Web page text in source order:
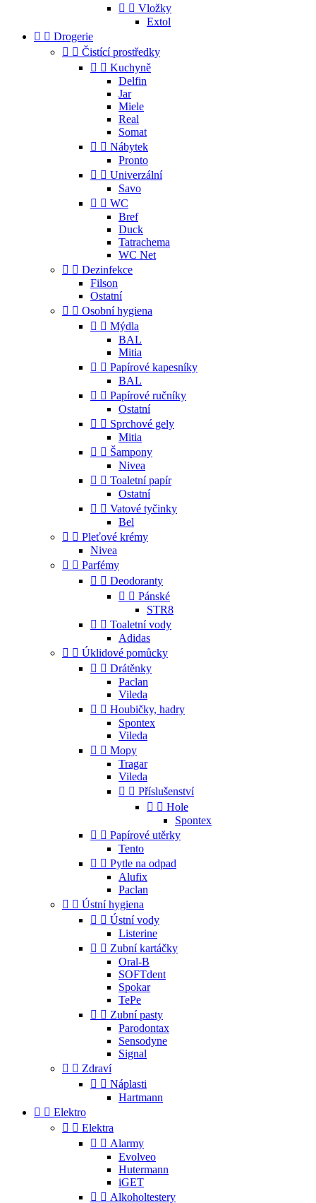
  Vložky
Extol
  Drogerie
  Čistící prostředky
  Kuchyně
Delfin
Jar
Miele
Real
Somat
  Nábytek
Pronto
  Univerzální
Savo
  WC
Bref
Duck
Tatrachema
WC Net
  Dezinfekce
Filson
Ostatní
  Osobní hygiena
  Mýdla
BAL
Mitia
  Papírové kapesníky
BAL
  Papírové ručníky
Ostatní
  Sprchové gely
Mitia
  Šampony
Nivea
  Toaletní papír
Ostatní
  Vatové tyčinky
Bel
  Pleťové krémy
Nivea
  Parfémy
  Deodoranty
  Pánské
STR8
  Toaletní vody
Adidas
  Úklidové pomůcky
  Drátěnky
Paclan
Vileda
  Houbičky, hadry
Spontex
Vileda
  Mopy
Tragar
Vileda
  Příslušenství
  Hole
Spontex
  Papírové utěrky
Tento
  Pytle na odpad
Alufix
Paclan
  Ústní hygiena
  Ústní vody
Listerine
  Zubní kartáčky
Oral-B
SOFTdent
Spokar
TePe
  Zubní pasty
Parodontax
Sensodyne
Signal
  Zdraví
  Náplasti
Hartmann
  Elektro
  Elektra
  Alarmy
Evolveo
Hutermann
iGET
  Alkoholtestery